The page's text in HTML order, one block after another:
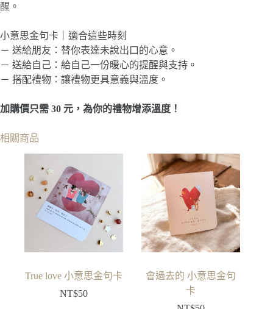
醒。
小意思金句卡｜適合這些時刻
－ 送給朋友：替你表達未說出口的心意。
－ 送給自己：給自己一份暖心的提醒與支持。
－ 搭配禮物：讓禮物更具意義與溫度。
加購價只需 30 元，為你的禮物增添溫度！
相關商品
True love 小意思金句卡
NT$50
會過去的 小意思金句
卡